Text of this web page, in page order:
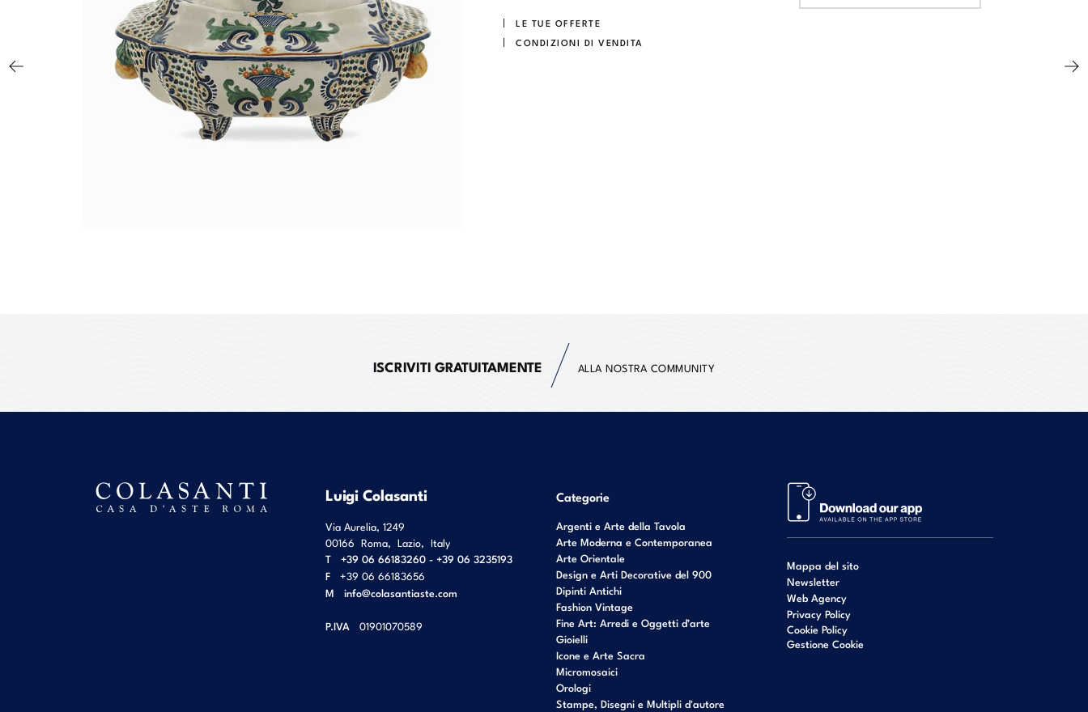
LE TUE OFFERTE
CONDIZIONI DI VENDITA
ISCRIVITI GRATUITAMENTE ALLA NOSTRA COMMUNITY
Luigi Colasanti
Via Aurelia, 1249
00166 Roma, Lazio, Italy
T
+39 06 66183260 - +39 06 3235193
F
+39 06 66183656
M info@colasantiaste.com
P.IVA 01901070589
Categorie
Argenti e Arte della Tavola
Arte Moderna e Contemporanea
Arte Orientale
Design e Arti Decorative del 900
Dipinti Antichi
Fashion Vintage
Fine Art: Arredi e Oggetti d’arte
Gioielli
Icone e Arte Sacra
Micromosaici
Orologi
Stampe, Disegni e Multipli d'autore
Mappa del sito
Newsletter
Web Agency
Privacy Policy
Cookie Policy
Gestione Cookie